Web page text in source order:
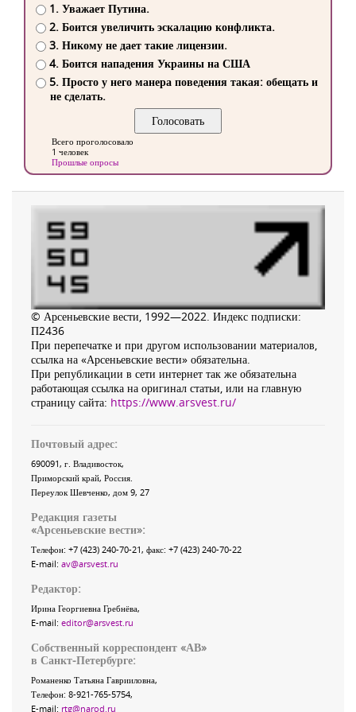
1. Уважает Путина.
2. Боится увеличить эскалацию конфликта.
3. Никому не дает такие лицензии.
4. Боится нападения Украины на США
5. Просто у него манера поведения такая: обещать и
не сделать.
Всего проголосовало
1 человек
Прошлые опросы
© Арсеньевские вести, 1992—2022. Индекс подписки:
П2436
При перепечатке и при другом использовании материалов,
ссылка на «Арсеньевские вести» обязательна.
При републикации в сети интернет так же обязательна
работающая ссылка на оригинал статьи, или на главную
страницу сайта: https://www.arsvest.ru/
Почтовый адрес:
690091, г. Владивосток,
Приморский край, Россия
Переулок Шевченко, дом 9, 27
Редакция газеты
«Арсеньевские вести»:
Телефон: +7 (423) 240-70-21, факс: +7 (423) 240-70-22
E-mail: av@arsvest.ru
Редактор:
Ирина Георгиевна Гребнёва,
E-mail: editor@arsvest.ru
Собственный корреспондент «АВ»
в Санкт-Петербурге:
Романенко Татьяна Гаврииловна,
Телефон: 8-921-765-5754,
E-mail: rtg@narod.ru